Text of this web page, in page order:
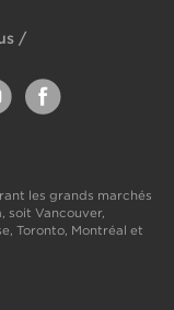
/
les grands marchés
soit Vancouver,
Toronto, Montréal et